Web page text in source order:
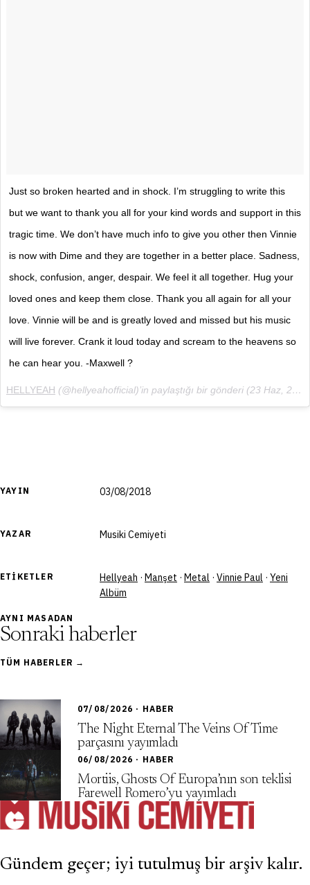
YAYIN 03/08/2018
YAZAR Musiki Cemiyeti
ETIKETLER Hellyeah · Manşet · Metal · Vinnie Paul · Yeni
Albüm
Just so broken hearted and in shock. I’m struggling to write this
but we want to thank you all for your kind words and support in this
tragic time. We don’t have much info to give you other then Vinnie
is now with Dime and they are together in a better place. Sadness,
shock, confusion, anger, despair. We feel it all together. Hug your
loved ones and keep them close. Thank you all again for all your
love. Vinnie will be and is greatly loved and missed but his music
will live forever. Crank it loud today and scream to the heavens so
he can hear you. -Maxwell ?
HELLYEAH (@hellyeahofficial)’in paylaştığı bir gönderi (23 Haz, 2018, 5:17ös PDT
AYNI MASADAN
Sonraki haberler
TÜM HABERLER →
07/08/2026 · HABER
The Night Eternal The Veins Of Time
parçasını yayımladı
06/08/2026 · HABER
Mortiis, Ghosts Of Europa’nın son teklisi
Farewell Romero’yu yayımladı
Gündem geçer; iyi tutulmuş bir arşiv kalır.